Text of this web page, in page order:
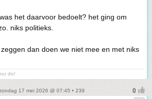
het daarvoor bedoelt? het ging om
niks politieks.
dan doen we niet mee en met niks
do!
17 mei 2026 @ 07:45 • 239